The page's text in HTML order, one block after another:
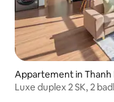
Appartement in Thanh
Luxe duplex 2 SK, 2